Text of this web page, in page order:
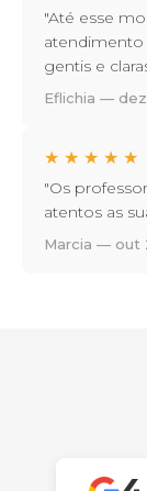
"Até esse
atendimento
gentis e
Eflichia —
★ ★ ★ ★ ★
"Os
atentos as
Marcia — out